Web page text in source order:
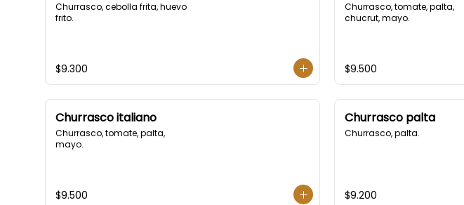
Churrasco, cebolla frita, huevo
frito.
$9.300
Churrasco, tomate, palta,
chucrut, mayo.
$9.500
Churrasco italiano
Churrasco, tomate, palta,
mayo.
$9.500
Churrasco palta
Churrasco, palta.
$9.200